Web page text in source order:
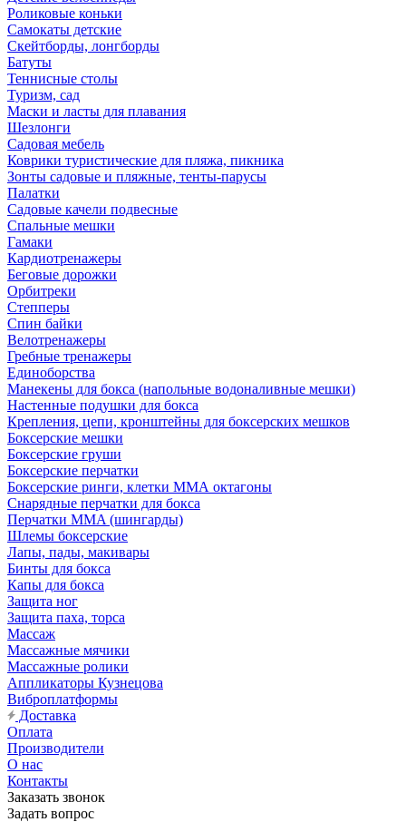
Роликовые коньки
Самокаты детские
Скейтборды, лонгборды
Батуты
Теннисные столы
Туризм, сад
Маски и ласты для плавания
Шезлонги
Садовая мебель
Коврики туристические для пляжа, пикника
Зонты садовые и пляжные, тенты-парусы
Палатки
Садовые качели подвесные
Спальные мешки
Гамаки
Кардиотренажеры
Беговые дорожки
Орбитреки
Степперы
Спин байки
Велотренажеры
Гребные тренажеры
Единоборства
Манекены для бокса (напольные водоналивные мешки)
Настенные подушки для бокса
Крепления, цепи, кронштейны для боксерских мешков
Боксерские мешки
Боксерские груши
Боксерские перчатки
Боксерские ринги, клетки ММА октагоны
Снарядные перчатки для бокса
Перчатки MMA (шингарды)
Шлемы боксерские
Лапы, пады, макивары
Бинты для бокса
Капы для бокса
Защита ног
Защита паха, торса
Массаж
Массажные мячики
Массажные ролики
Аппликаторы Кузнецова
Виброплатформы
Доставка
Оплата
Производители
О нас
Контакты
Заказать звонок
Задать вопрос